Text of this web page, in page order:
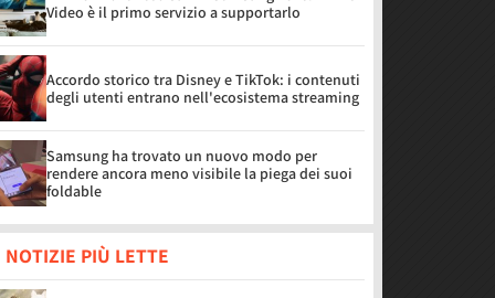
Video è il primo servizio a supportarlo
Accordo storico tra Disney e TikTok: i contenuti
degli utenti entrano nell'ecosistema streaming
Samsung ha trovato un nuovo modo per
rendere ancora meno visibile la piega dei suoi
foldable
NOTIZIE PIÙ LETTE